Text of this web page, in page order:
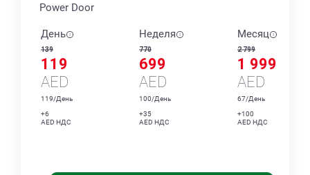
Power Door
День
139
119
AED
119/День
+6
AED НДС
Неделя
770
699
AED
100/День
+35
AED НДС
Месяц
2 799
1 999
AED
67/День
+100
AED НДС